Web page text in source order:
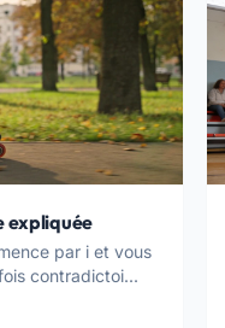
expliquée
par i et vous
contradictoi...